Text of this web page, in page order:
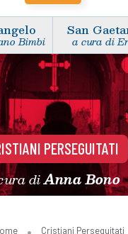
Bimbi
San
a cura di
PERSEGUITATI
diAnna Bono
Cristiani Perseguitati